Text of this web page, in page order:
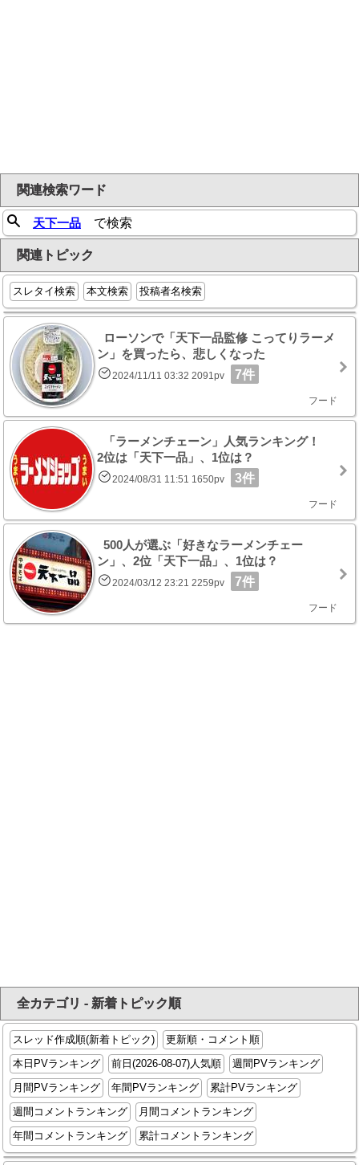
関連検索ワード
天下一品 で検索
関連トピック
スレタイ検索 本文検索 投稿者名検索
ローソンで「天下一品監修 こってりラーメ
ン」を買ったら、悲しくなった
2024/11/11 03:32 2091pv 7件
フード
「ラーメンチェーン」人気ランキング！
2位は「天下一品」、1位は？
2024/08/31 11:51 1650pv 3件
フード
500人が選ぶ「好きなラーメンチェー
ン」、2位「天下一品」、1位は？
2024/03/12 23:21 2259pv 7件
フード
全カテゴリ - 新着トピック順
スレッド作成順(新着トピック)
更新順・コメント順
本日PVランキング
前日(2026-08-07)人気順
週間PVランキング
月間PVランキング
年間PVランキング
累計PVランキング
週間コメントランキング
月間コメントランキング
年間コメントランキング
累計コメントランキング